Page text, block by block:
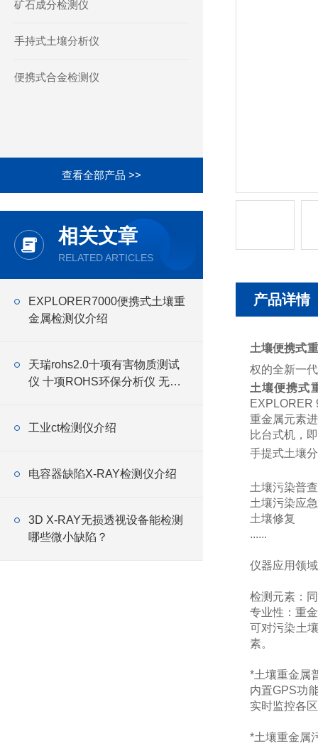
矿石成分检测仪
手持式土壤分析仪
便携式合金检测仪
查看全部产品 >>
相关文章
RELATED ARTICLES
EXPLORER7000便携式土壤重
金属检测仪介绍
天瑞rohs2.0十项有害物质测试
仪 十项ROHS环保分析仪 无损
工业ct检测仪介绍
电容器缺陷X-RAY检测仪介绍
3D X-RAY无损透视设备能检测
哪些微小缺陷？
产品详情
土壤便携式
权的全新一
土壤便携式
EXPLORER
重金属元素
比台式机，
手提式土壤
土壤污染普
土壤污染应
土壤修复
......
仪器应用领
检测元素：
专业性：重
可对污染土
素。
*土壤重金属
内置GPS功
实时监控各
*土壤重金属